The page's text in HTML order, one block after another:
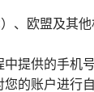
、欧盟及其
提供的手机
的账户进